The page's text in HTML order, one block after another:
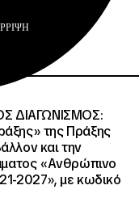
ΔΙΑΓΩΝΙΣΜΟΣ:
της Πράξης
και την
«Ανθρώπινο
2027», με κωδικό